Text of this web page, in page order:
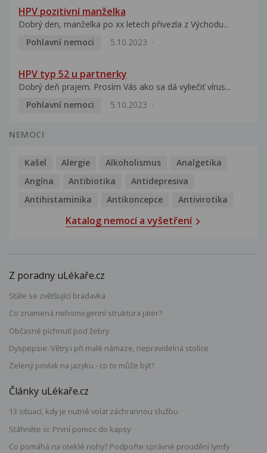
HPV pozitivní manželka
Dobrý den, manželka po xx letech přivezla z Východu...
Pohlavní nemoci
5.10.2023
HPV typ 52 u partnerky
Dobrý deň prajem. Prosím Vás ako sa dá vyliečiť vírus...
Pohlavní nemoci
5.10.2023
NEMOCI
Kašel Alergie Alkoholismus
Analgetika
Angína
Antibiotika
Antidepresiva
Antihistaminika
Antikoncepce Antivirotika
Katalog nemocí a vyšetření
Z poradny uLékaře.cz
Stále se zvětšující bradavka
Co znamená nehomogenní struktura jater?
Občasné píchnutí pod žebry
Dyspepsie: Větry i při malé námaze, nepravidelná stolice
Zelený povlak na jazyku - co to může být?
Články uLékaře.cz
13 situací, kdy je nutné volat záchrannou službu
Stáhněte si: První pomoc do kapsy
Co pomáhá na oteklé nohy? Podpořte správné proudění lymfy